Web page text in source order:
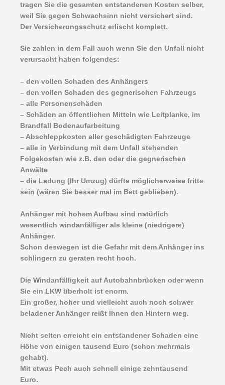
tragen Sie die gesamten entstandenen Kosten selber,
weil Sie gegen Schwachsinn nicht versichert sind.
Der Versicherungsschutz erlischt komplett.
Sie zahlen in dem Fall auch wenn Sie den Unfall nicht
verursacht haben folgendes:
– den vollen Schaden des Anhängers
– den vollen Schaden des gegnerischen Fahrzeugs
– alle Personenschäden
– Schäden an öffentlichen Mitteln wie Leitplanke, im
Brandfall Bodenaufarbeitung
– Abschleppkosten aller geschädigten Fahrzeuge
– alle in Verbindung mit dem Unfall stehenden
Folgekosten wie z.B. den oder die gegnerischen
Anwälte
– die Ladung (Ihr Umzug) dürfte möglicherweise fritte
sein (wären Sie besser mal im Bett geblieben).
Anhänger mit hohem Aufbau sind natürlich
wesentlich windanfälliger als kleine (niedrigere)
Anhänger.
Schon deswegen ist die Gefahr mit dem Anhänger ins
schlingern zu geraten recht hoch.
Die Windanfälligkeit auf Autobahnbrücken oder wenn
Sie ein LKW überholt ist enorm.
Ein großer, hoher und vielleicht auch noch schwer
beladener Anhänger reißt Ihnen den Hintern weg.
Nicht selten erreicht ein entstandener Schaden eine
Höhe von einigen tausend Euro (schon mehrmals
gehabt).
Mit etwas Pech auch schnell einige zehntausend
Euro.